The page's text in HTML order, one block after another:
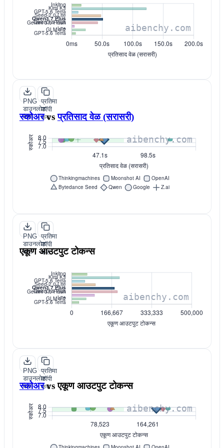
PNG
डाउनलोड
करा
प्रतिमा
कॉपी
करा
स्कोअर vs प्रतिसाद वेळ (सरासरी)
PNG
डाउनलोड
करा
प्रतिमा
कॉपी
करा
एकूण आउटपुट टोकन्स
PNG
डाउनलोड
करा
प्रतिमा
कॉपी
करा
स्कोअर vsएकूण आउटपुट टोकन्स